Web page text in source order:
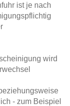
ist je nach
wird
- zum Beispiel